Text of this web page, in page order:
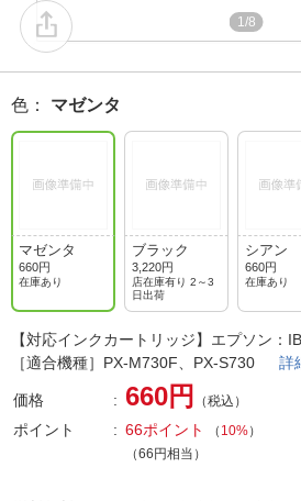
1/8
色 ： マゼンタ
マゼンタ
660円
在庫あり
ブラック
3,220円
店在庫有り 2～3
日出荷
シアン
660円
在庫あり
【対応インクカートリッジ】エプソン：
［適合機種］PX-M730F、PX-S730 詳
価格 660円 （税込）
ポイント 66ポイント （ 10%）
（66円相当）